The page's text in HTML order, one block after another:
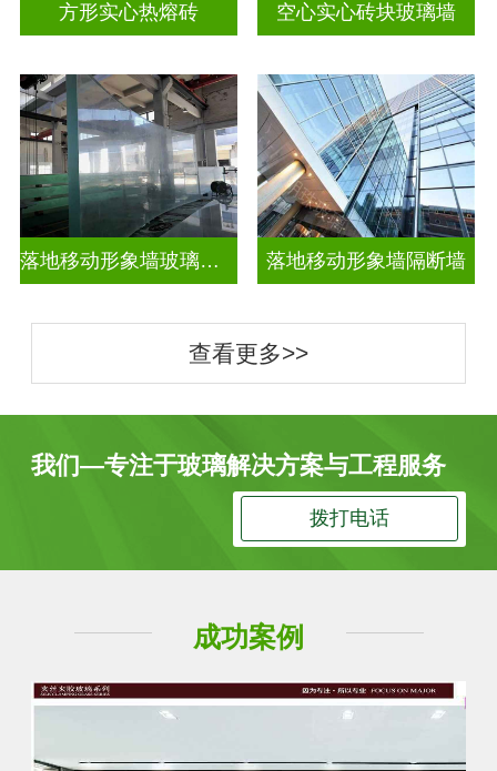
方形实心热熔砖 空心实心砖块玻璃墙
落地移动形象墙玻璃屏风隔断 落地移动形象墙隔断墙
查看更多>>
我们—专注于玻璃解决方案与工程服务
拨打电话
成功案例